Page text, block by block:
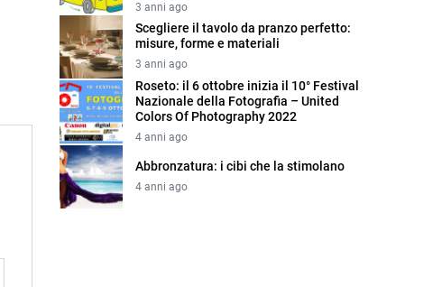
3 anni ago
Scegliere il tavolo da pranzo perfetto:
misure, forme e materiali
3 anni ago
Roseto: il 6 ottobre inizia il 10° Festival
Nazionale della Fotografia – United
Colors Of Photography 2022
4 anni ago
Abbronzatura: i cibi che la stimolano
4 anni ago